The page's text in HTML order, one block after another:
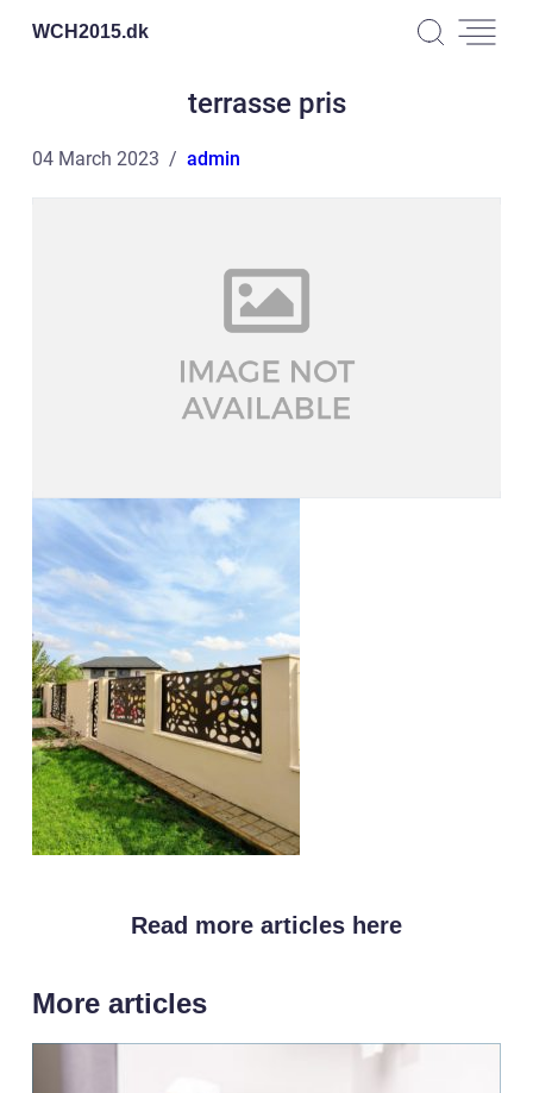
WCH2015.dk
terrasse pris
04 March 2023 admin
Read more articles here
More articles